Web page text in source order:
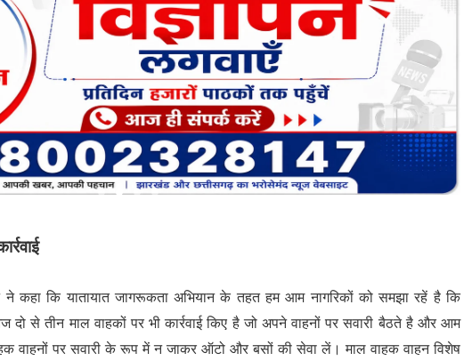
ने कहा कि यातायात जागरूकता अभियान के तहत हम आम नागरिकों को समझा रहें है कि
से तीन माल वाहकों पर भी कार्रवाई किए है जो अपने वाहनों पर सवारी बैठते है और आम
वाहनों पर सवारी के रूप में न जाकर ऑटो और बसों की सेवा लें। माल वाहक वाहन विशेष